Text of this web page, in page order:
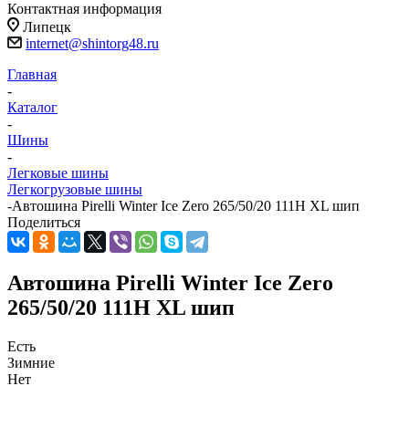
Контактная информация
Липецк
internet@shintorg48.ru
Главная
-
Каталог
-
Шины
-
Легковые шины
Легкогрузовые шины
-Автошина Pirelli Winter Ice Zero 265/50/20 111H XL шип
Поделиться
Автошина Pirelli Winter Ice Zero
265/50/20 111H XL шип
Есть
Зимние
Нет